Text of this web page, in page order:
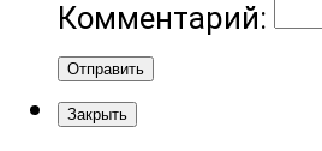
Комментарий:
Отправить
Закрыть